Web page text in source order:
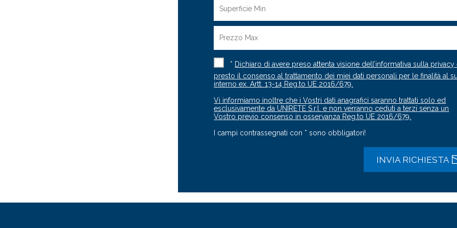
* Dichiaro di avere preso attenta visione dell’informativa sulla privacy
presto il consenso al trattamento dei miei dati personali per le finalità al
interno ex. Artt. 13-14 Reg.to UE 2016/679.
Vi informiamo inoltre che i Vostri dati anagrafici saranno trattati solo ed
esclusivamente da UNIRETE S.r.l. e non verranno ceduti a terzi senza un
Vostro previo consenso in osservanza Reg.to UE 2016/679.
I campi contrassegnati con * sono obbligatori!